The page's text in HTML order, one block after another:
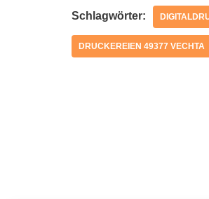
Schlagwörter:
DRUCKEREIEN 49377 VECHTA